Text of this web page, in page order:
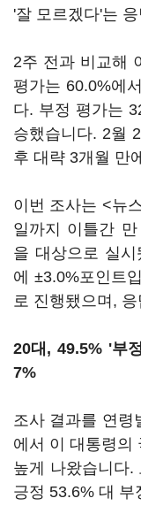
'잘 모르겠다'는
2주 전과 비교해
평가는 60.0%에
다. 부정 평가는
승했습니다. 2월
후 대략 3개월 만
이번 조사는 <뉴
일까지 이틀간
을 대상으로 실
에 ±3.0%포인트
로 진행됐으며,
20대, 49.5% '부
7%
조사 결과를 연령
에서 이 대통령의
높게 나왔습니다.
긍정 53.6% 대